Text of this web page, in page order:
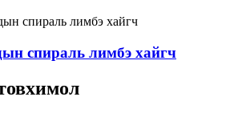
спираль лимбэ хайгч